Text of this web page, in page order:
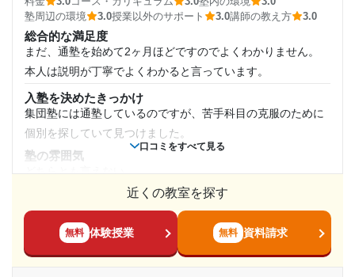
個別教室のトライ 堺東駅前校の口コミをもっと見る
通塾頻度
その他
1時間～2時間未満
月額料金
30,001円〜40,000円
目的の達成度
自習する時は、小学生から高校生まで一緒なので、できれば
しきりを作ってわけて欲しいです。
塾周辺の環境
駅の改札でたら、すぐ前にあるので、安心だし、帰りも駅が
授業以外のサポート
(相談・面談、家庭学習のサポート、授業以外のコミュニケーション等)
三者面談もあり、色々な角度から子供を見ていて、勉強の仕
方などを色々提案してくれて、子供の事を理解してくれてい
通塾期間
2023年4月〜通塾中 (投稿日時点)
口コミをすべて見る
塾周辺の環境
3.0授業以外のサポート 3.0講師の教え方 3.0
総合的な満足度
まだ、通塾を始めて2ヶ月ほどですのでよくわかりません。
本人は説明が丁寧でよくわかると言っています。
入塾を決めたきっかけ
集団塾には通塾しているのですが、苦手科目の克服のために
個別を探していて見つけました。
塾の雰囲気
個別であるため集団塾と比較して少し高めの設定であること
は理解しております。 あとはとくにありません。
コース・カリキュラム
近くの教室を探す
無料 体験授業 無料 資料請求